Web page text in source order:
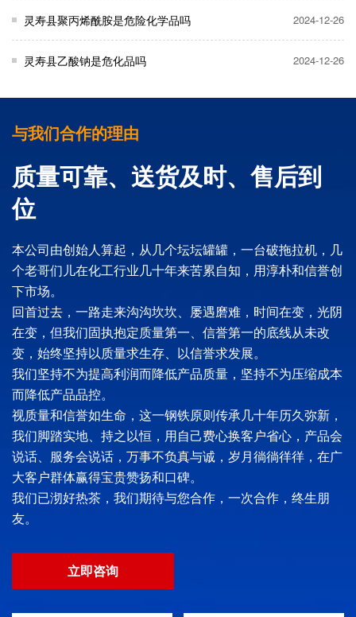
灵寿县聚丙烯酰胺是危险化学品吗 2024-12-26
灵寿县乙酸钠是危化品吗 2024-12-26
与我们合作的理由
质量可靠、送货及时、售后到
位
本公司由创始人算起，从几个坛坛罐罐，一台破拖拉机，几
个老哥们儿在化工行业几十年来苦累自知，用淳朴和信誉创
下市场。
回首过去，一路走来沟沟坎坎、屡遇磨难，时间在变，光阴
在变，但我们固执抱定质量第一、信誉第一的底线从未改
变，始终坚持以质量求生存、以信誉求发展。
我们坚持不为提高利润而降低产品质量，坚持不为压缩成本
而降低产品品控。
视质量和信誉如生命，这一钢铁原则传承几十年历久弥新，
我们脚踏实地、持之以恒，用自己费心换客户省心，产品会
说话、服务会说话，万事不负真与诚，岁月徜徜徉徉，在广
大客户群体赢得宝贵赞扬和口碑。
我们已沏好热茶，我们期待与您合作，一次合作，终生朋
友。
立即咨询